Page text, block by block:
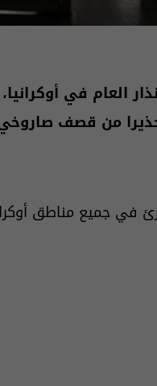
العام في
تحذيرا من قصف
مناطق أوكرانيا حوالي